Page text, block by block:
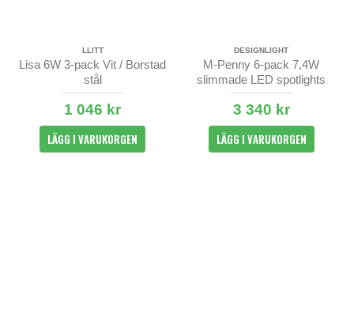
LLITT
Lisa 6W 3-pack Vit / Borstad
stål
1 046 kr
LÄGG I VARUKORGEN
DESIGNLIGHT
M-Penny 6-pack 7,4W
slimmade LED spotlights
2700/3000K IP44
3 340 kr
LÄGG I VARUKORGEN